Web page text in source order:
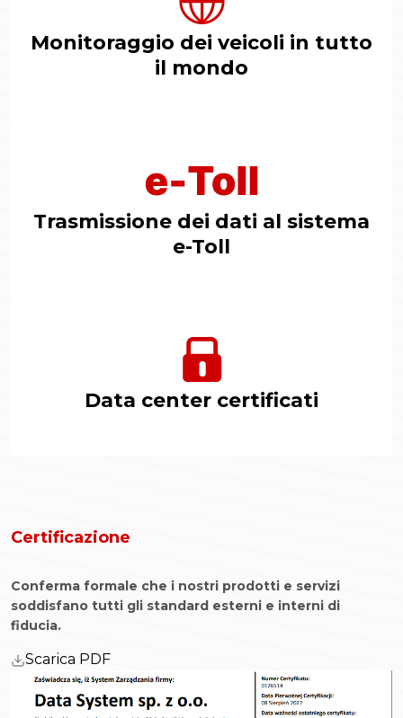
Monitoraggio dei veicoli in tutto
il mondo
Trasmissione dei dati al sistema
e-Toll
Data center certificati
Certificazione
Conferma formale che i nostri prodotti e servizi
soddisfano tutti gli standard esterni e interni di
fiducia.
Scarica PDF